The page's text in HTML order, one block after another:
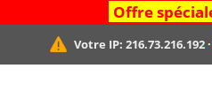
Offre
Votre IP: 216.73.216.192·